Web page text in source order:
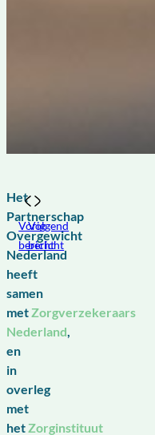
Het
Partnerschap
Overgewicht
Nederland
heeft
samen
met Zorgverzekeraars
Nederland,
en
in
overleg
met
het Zorginstituut
Vorig
bericht
Volgend
bericht